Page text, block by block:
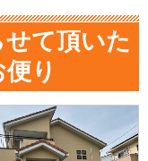
て頂いた
り